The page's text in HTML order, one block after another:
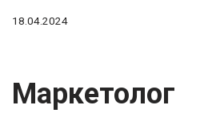
18.04.2024
Маркетолог